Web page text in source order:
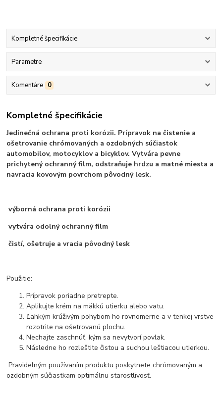
Kompletné špecifikácie
Parametre
Komentáre 0
Kompletné špecifikácie
Jedinečná ochrana proti korózii. Prípravok na čistenie a
ošetrovanie chrómovaných a ozdobných súčiastok
automobilov, motocyklov a bicyklov. Vytvára pevne
prichytený ochranný film, odstraňuje hrdzu a matné miesta a
navracia kovovým povrchom pôvodný lesk.
výborná ochrana proti korózii
vytvára odolný ochranný film
čistí, ošetruje a vracia pôvodný lesk
Použitie:
Prípravok poriadne pretrepte.
Aplikujte krém na mäkkú utierku alebo vatu.
Ľahkým krúživým pohybom ho rovnomerne a v tenkej vrstve
rozotrite na ošetrovanú plochu.
Nechajte zaschnúť, kým sa nevytvorí povlak.
Následne ho rozleštite čistou a suchou leštiacou utierkou.
Pravidelným používaním produktu poskytnete chrómovaným a
ozdobným súčiastkam optimálnu starostlivosť.